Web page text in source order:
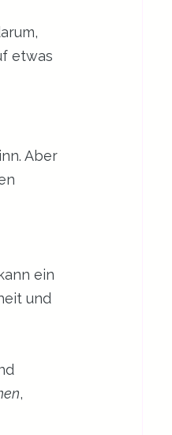
etwas
Aber
ein
und
,